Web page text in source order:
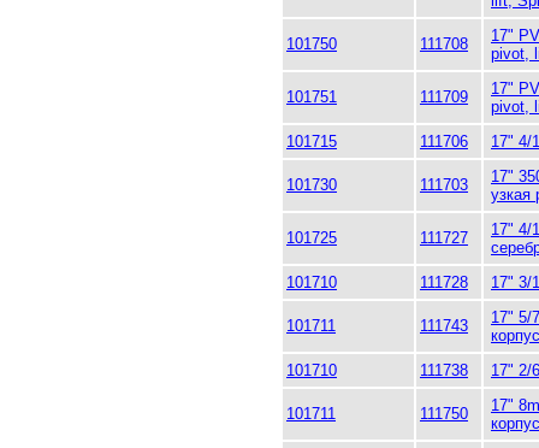
101750 111708
17"
pivot,
101751 111709
17"
pivot,
101715
111706 17" 4/
101730 111703
17"
узкая
101725 111727
17" 4/
101710
111728 17" 3/
101711 111743
17" 5/
корпус
101710
111738 17" 2/
101711 111750
17"
корпус